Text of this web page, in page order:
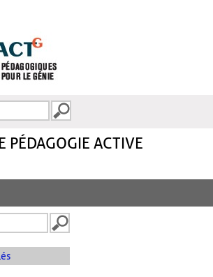
PÉDAGOGIE ACTIVE